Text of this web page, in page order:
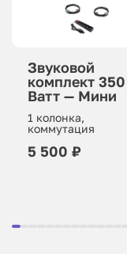
Звуковой
комплект 350
Ватт — Мини
1 колонка,
коммутация
5 500 ₽